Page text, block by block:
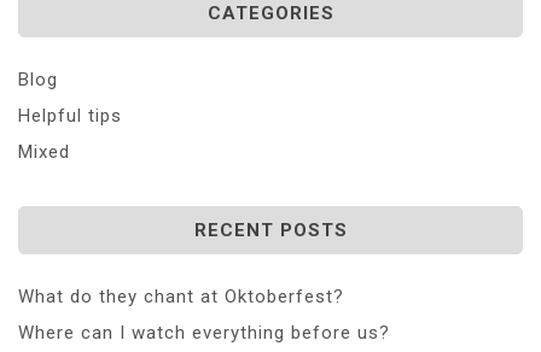
CATEGORIES
Blog
Helpful tips
Mixed
RECENT POSTS
What do they chant at Oktoberfest?
Where can I watch everything before us?